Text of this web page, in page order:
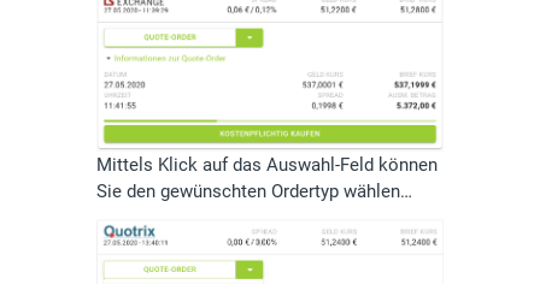
Mittels Klick auf das Auswahl-Feld können
Sie den gewünschten Ordertyp wählen…